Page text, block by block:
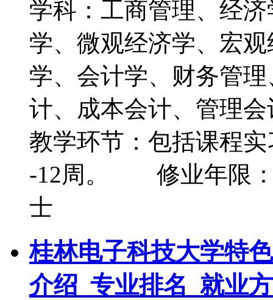
学科：工商管理、经
学、微观经济学、宏
学、会计学、财务管
计、成本会计、管理
教学环节：包括课程
-12周。 修业年限
士
桂林电子科技大学特
介绍_专业排名_就业